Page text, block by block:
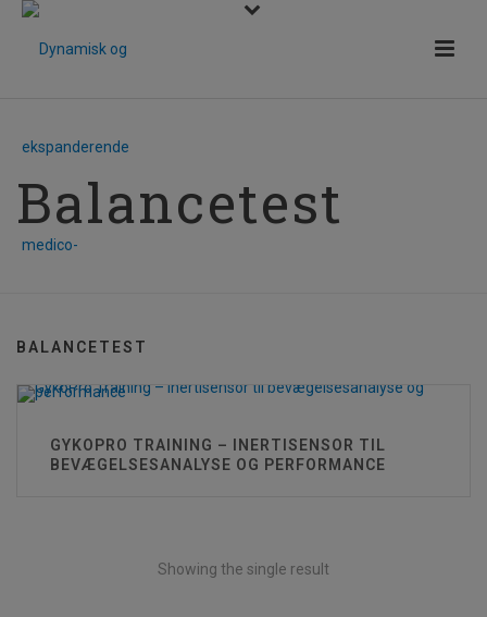
Balancetest
BALANCETEST
GYKOPRO TRAINING – INERTISENSOR TIL
BEVÆGELSESANALYSE OG PERFORMANCE
Showing the single result